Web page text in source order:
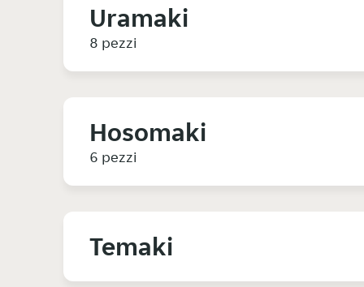
Uramaki
8 pezzi
Hosomaki
6 pezzi
Temaki